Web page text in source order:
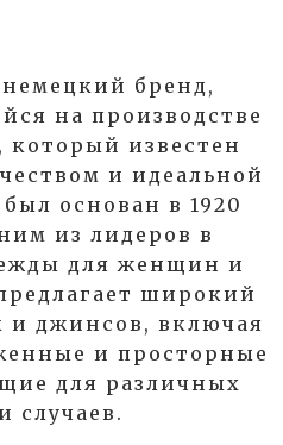
немецкий бренд,
на производстве
известен
и идеальной
основан в 1920
из лидеров в
для женщин и
широкий
и джинсов, включая
и просторные
для различных
случаев.